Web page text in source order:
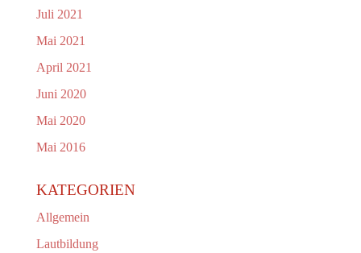
Juli 2021
Mai 2021
April 2021
Juni 2020
Mai 2020
Mai 2016
KATEGORIEN
Allgemein
Lautbildung